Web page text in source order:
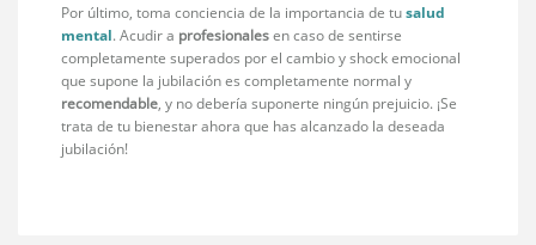
Por último, toma conciencia de la importancia de tusalud
mental. Acudir a profesionalesen caso de sentirse
completamente superados por el cambio y shock emocional
que supone la jubilación es completamente normal y
recomendable, y no debería suponerte ningún prejuicio. ¡Se
trata de tu bienestar ahora que has alcanzado la deseada
jubilación!